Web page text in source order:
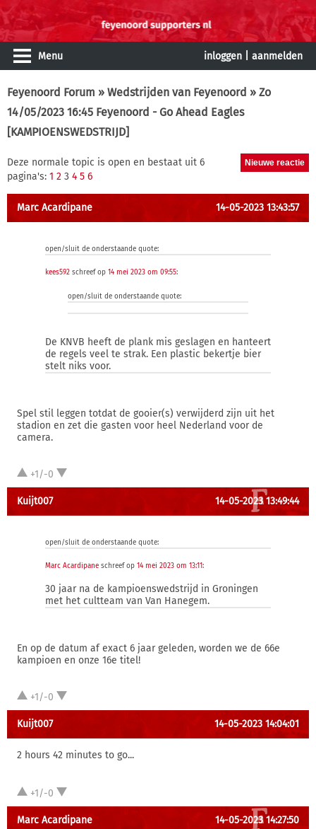
Menu inloggen aanmelden
Feyenoord Forum » Wedstrijden van Feyenoord » Zo
14/05/2023 16:45 Feyenoord - Go Ahead Eagles
[KAMPIOENSWEDSTRIJD]
Deze normale topic is open en bestaat uit 6
pagina's: 1 2 3 4 5 6
Marc Acardipane 14-05-2023 13:43:57
open/sluit de onderstaande quote:
kees592 schreef op 14 mei 2023 om 09:55:
open/sluit de onderstaande quote:
De KNVB heeft de plank mis geslagen en hanteert
de regels veel te strak. Een plastic bekertje bier
stelt niks voor.
Spel stil leggen totdat de gooier(s) verwijderd zijn uit het
stadion en zet die gasten voor heel Nederland voor de
camera.
+1/-0
Kuijt007 14-05-2023 13:49:44
open/sluit de onderstaande quote:
Marc Acardipane schreef op 14 mei 2023 om 13:11:
30 jaar na de kampioenswedstrijd in Groningen
met het cultteam van Van Hanegem.
En op de datum af exact 6 jaar geleden, worden we de 66e
kampioen en onze 16e titel!
+1/-0
Kuijt007 14-05-2023 14:04:01
2 hours 42 minutes to go...
+1/-0
Marc Acardipane 14-05-2023 14:27:50